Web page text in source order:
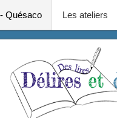
Quésaco Les ateliers